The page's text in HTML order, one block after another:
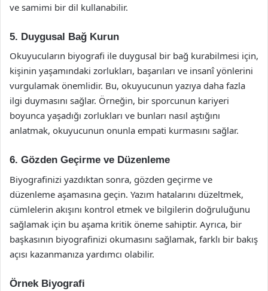
ve samimi bir dil kullanabilir.
5. Duygusal Bağ Kurun
Okuyucuların biyografi ile duygusal bir bağ kurabilmesi için,
kişinin yaşamındaki zorlukları, başarıları ve insanî yönlerini
vurgulamak önemlidir. Bu, okuyucunun yazıya daha fazla
ilgi duymasını sağlar. Örneğin, bir sporcunun kariyeri
boyunca yaşadığı zorlukları ve bunları nasıl aştığını
anlatmak, okuyucunun onunla empati kurmasını sağlar.
6. Gözden Geçirme ve Düzenleme
Biyografinizi yazdıktan sonra, gözden geçirme ve
düzenleme aşamasına geçin. Yazım hatalarını düzeltmek,
cümlelerin akışını kontrol etmek ve bilgilerin doğruluğunu
sağlamak için bu aşama kritik öneme sahiptir. Ayrıca, bir
başkasının biyografinizi okumasını sağlamak, farklı bir bakış
açısı kazanmanıza yardımcı olabilir.
Örnek Biyografi